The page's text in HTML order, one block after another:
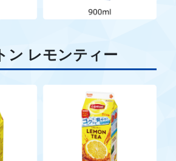
ン レモンティー